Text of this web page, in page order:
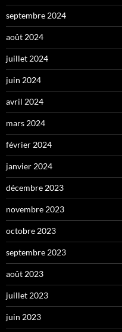
septembre 2024
août 2024
juillet 2024
juin 2024
avril 2024
mars 2024
février 2024
janvier 2024
décembre 2023
novembre 2023
octobre 2023
septembre 2023
août 2023
juillet 2023
juin 2023